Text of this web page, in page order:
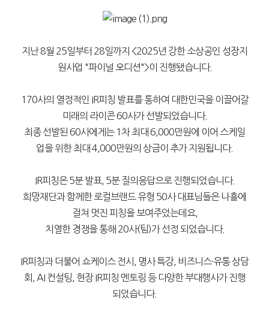
지난 8월 25일부터 28일까지 <2025년 강한 소상공인 성장지
원사업 "파이널 오디션">이 진행됐습니다.
170사의 열정적인 IR피칭 발표를 통하여 대한민국을 이끌어갈
미래의 라이콘 60사가 선발되었습니다.
최종 선발된 60사에게는 1차 최대 6,000만원에 이어 스케일
업을 위한 최대 4,000만원의 상금이 추가 지원됩니다.
IR피칭은 5분 발표, 5분 질의응답으로 진행되었습니다.
희망재단과 함께한 로컬브랜드 유형 50사 대표님들은 나흘에
걸쳐 멋진 피칭을 보여주었는데요,
치열한 경쟁을 통해 20사(팀)가 선정 되었습니다.
IR피칭과 더불어 쇼케이스 전시, 명사 특강, 비즈니스·유통 상담
회, AI 컨설팅, 현장 IR피칭 멘토링 등 다양한 부대행사가 진행
되었습니다.